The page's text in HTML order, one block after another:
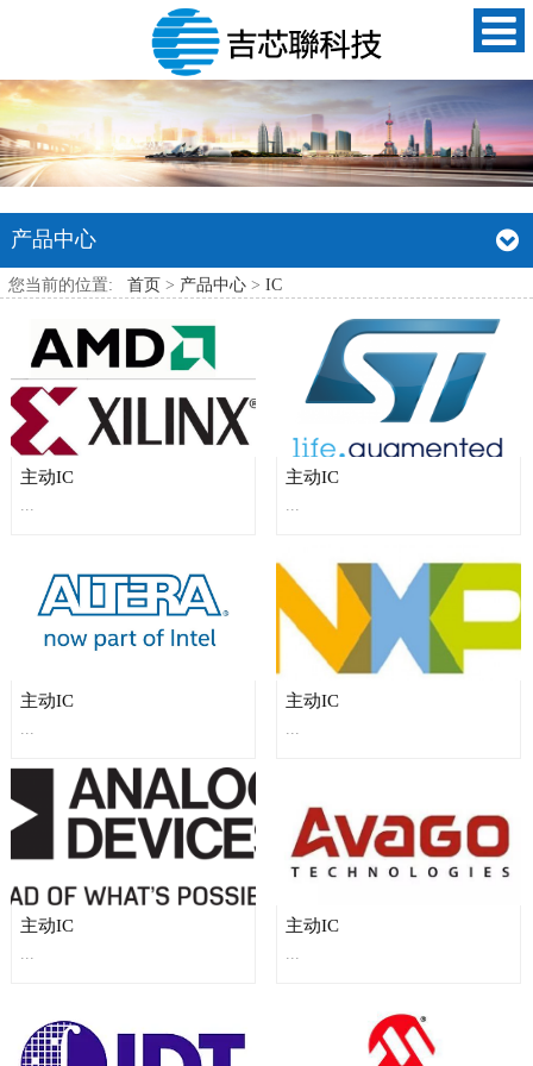
产品中心
您当前的位置: 首页 > 产品中心 > IC
主动IC 主动IC
主动IC
...
主动IC
...
主动IC
...
主动IC
...